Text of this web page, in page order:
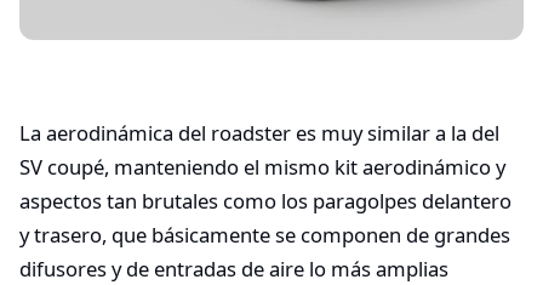
La aerodinámica del roadster es muy similar a la del
SV coupé, manteniendo el mismo kit aerodinámico y
aspectos tan brutales como los paragolpes delantero
y trasero, que básicamente se componen de grandes
difusores y de entradas de aire lo más amplias